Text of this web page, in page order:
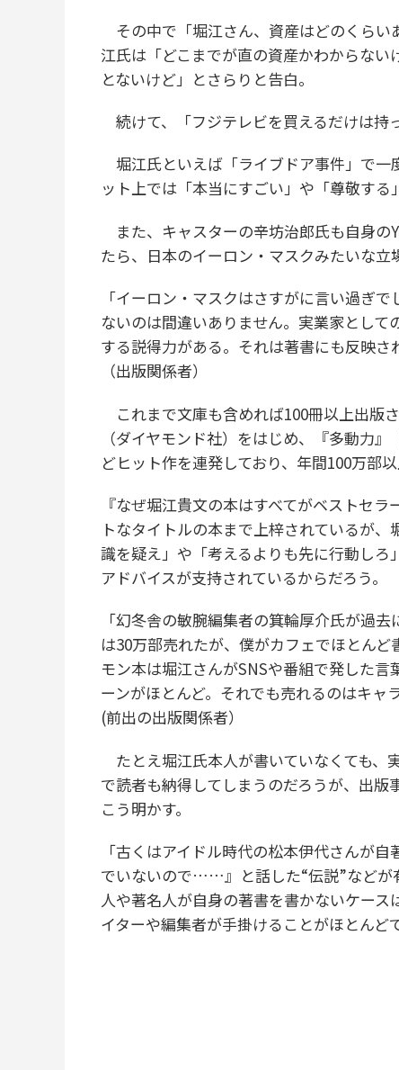
その中で「堀江さん、資産はどのくらい
江氏は「どこまでが直の資産かわからな
とないけど」とさらりと告白。
続けて、「フジテレビを買えるだけは持
堀江氏といえば「ライブドア事件」で一
ット上では「本当にすごい」や「尊敬する
また、キャスターの辛坊治郎氏も自身の
たら、日本のイーロン・マスクみたいな立
「イーロン・マスクはさすがに言い過ぎ
ないのは間違いありません。実業家とし
する説得力がある。それは著書にも反映さ
（出版関係者）
これまで文庫も含めれば100冊以上出版
（ダイヤモンド社）をはじめ、『多動力
どヒット作を連発しており、年間100万部
『なぜ堀江貴文の本はすべてがベストセ
トなタイトルの本まで上梓されているが
識を疑え」や「考えるよりも先に行動し
アドバイスが支持されているからだろう。
「幻冬舎の敏腕編集者の箕輪厚介氏が過
は30万部売れたが、僕がカフェでほとん
モン本は堀江さんがSNSや番組で発した
ーンがほとんど。それでも売れるのはキャ
(前出の出版関係者）
たとえ堀江氏本人が書いていなくても、
で読者も納得してしまうのだろうが、出
こう明かす。
「古くはアイドル時代の松本伊代さんが
でいないので……』と話した“伝説”などが
人や著名人が自身の著書を書かないケー
イターや編集者が手掛けることがほとんどで